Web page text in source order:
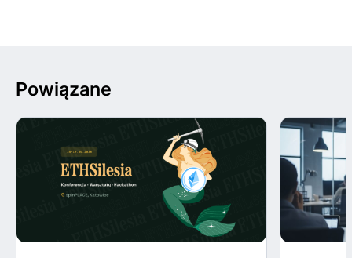
Powiązane